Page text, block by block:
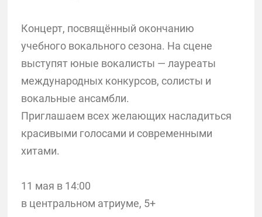
Концерт, посвящённый окончанию
учебного вокального сезона. На сцене
выступят юные вокалисты — лауреаты
международных конкурсов, солисты и
вокальные ансамбли.
Приглашаем всех желающих насладиться
красивыми голосами и современными
хитами.
11 мая в 14:00
в центральном атриуме, 5+